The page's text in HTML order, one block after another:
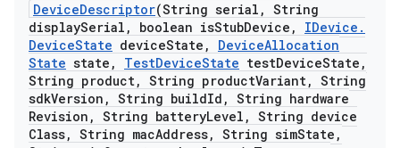
DeviceDescriptor(String serial , String
displaySerial , boolean isStubDevice , IDevice .
DeviceState deviceState , DeviceAllocation
State state , TestDeviceState testDeviceState ,
String product, String productVariant, String
sdkVersion , String buildId , String hardware
Revision , String batteryLevel , String device
Class, String macAddress, String simState ,